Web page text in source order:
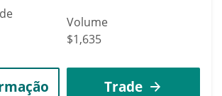
Volume
$1,635
Trade